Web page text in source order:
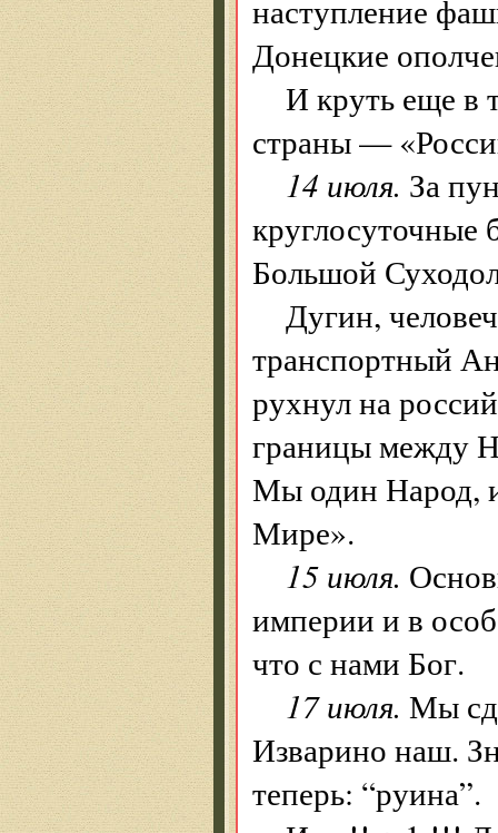
наступление
Донецкие
И круть еще в
страны —
14 июля. За
круглосуточные
Большой
Дугин,
транспортный
рухнул на
границы между
Мы один Народ,
Мире».
15 июля.
империи и в
что с нами Бог.
17 июля. Мы
Изварино наш.
теперь: “руина”.